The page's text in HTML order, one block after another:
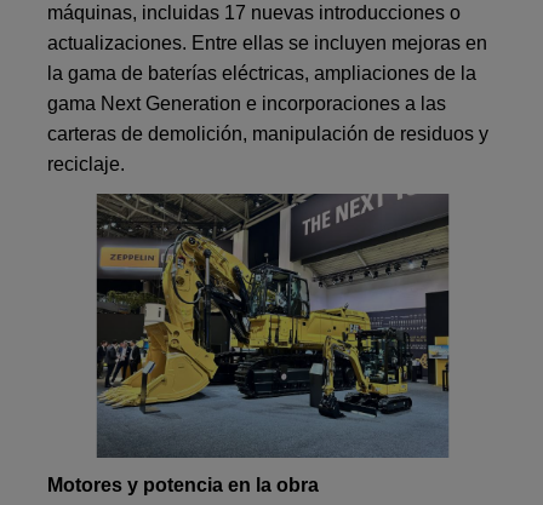
máquinas, incluidas 17 nuevas introducciones o
actualizaciones. Entre ellas se incluyen mejoras en
la gama de baterías eléctricas, ampliaciones de la
gama Next Generation e incorporaciones a las
carteras de demolición, manipulación de residuos y
reciclaje.
Motores y potencia en la obra